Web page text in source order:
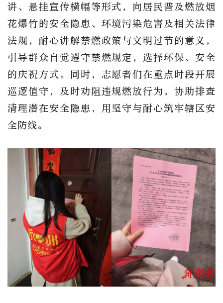
讲、悬挂宣传横幅等形式，向居民普及燃放烟
花爆竹的安全隐患、环境污染危害及相关法律
法规，耐心讲解禁燃政策与文明过节的意义，
引导群众自觉遵守禁燃规定，选择环保、安全
的庆祝方式。同时，志愿者们在重点时段开展
巡逻值守，及时劝阻违规燃放行为，协助排查
清理潜在安全隐患，用坚守与耐心筑牢辖区安
全防线。